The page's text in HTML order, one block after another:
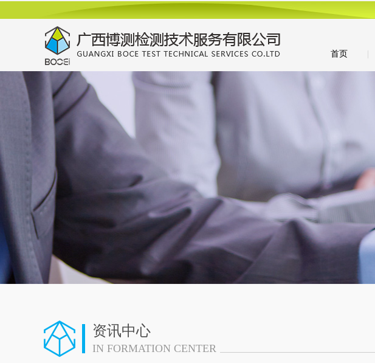
首页
资讯中心
IN FORMATION CENTER